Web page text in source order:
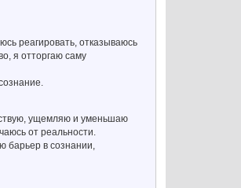
реагировать, отказываюсь
я отторгаю саму
ущемляю и уменьшаю
от реальности.
барьер в сознании,